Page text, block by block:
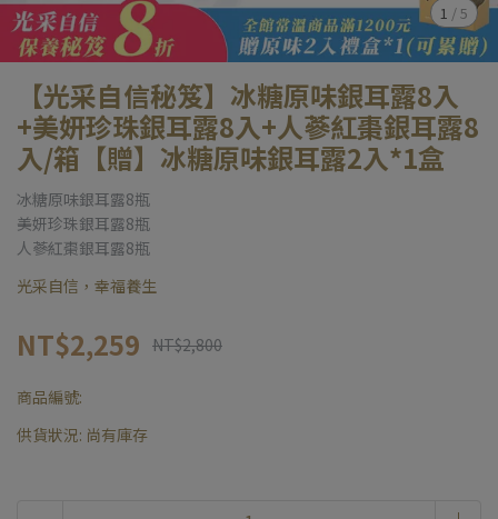
1 /5
【光采自信秘笈】冰糖原味銀耳露8入
+美妍珍珠銀耳露8入+人蔘紅棗銀耳露8
入/箱【贈】冰糖原味銀耳露2入*1盒
冰糖原味銀耳露8瓶
美妍珍珠銀耳露8瓶
人蔘紅棗銀耳露8瓶
光采自信，幸福養生
NT$2,259 NT$2,800
商品編號:
供貨狀況: 尚有庫存